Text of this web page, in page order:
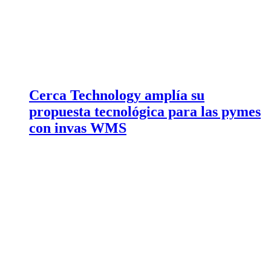
Cerca Technology amplía su
propuesta tecnológica para las pymes
con invas WMS